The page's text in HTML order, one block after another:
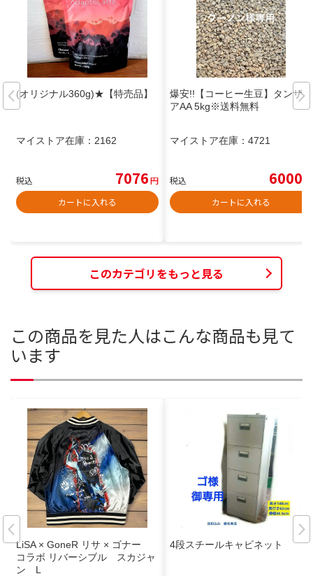
(オリジナル360g)★【特売品】
マイストア在庫： 2162
税込 7076円
カートに入れる
爆安!!【コーヒー生豆】タンザニ
アAA 5kg※送料無料
マイストア在庫： 4721
税込 6000
カートに入れる
このカテゴリをもっと見る
この商品を見た人はこんな商品も見て
います
LiSA × GoneR リサ × ゴナー
コラボ リバーシブル スカジャ
ン L
4段スチールキャビネット